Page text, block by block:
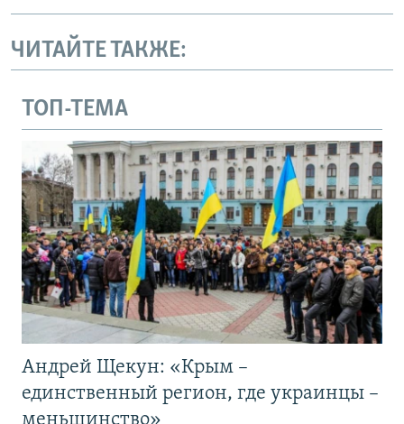
ЧИТАЙТЕ ТАКЖЕ:
ТОП-ТЕМА
Андрей Щекун: «Крым –
единственный регион, где украинцы –
меньшинство»